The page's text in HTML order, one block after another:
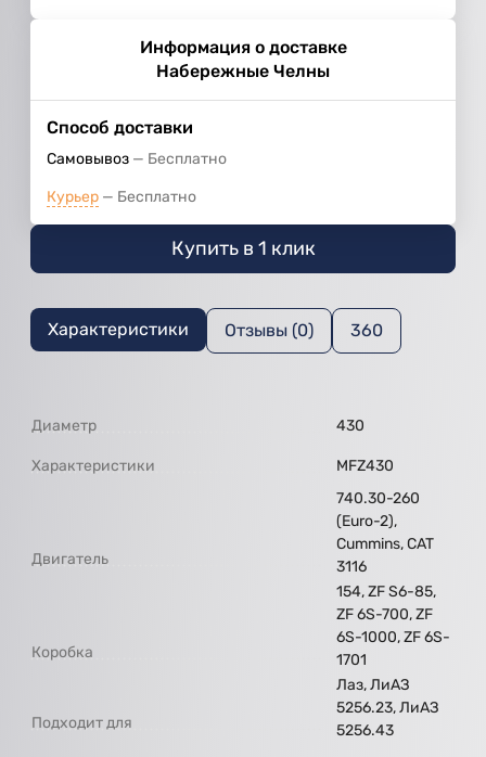
Информация о доставке
Набережные Челны
Способ доставки
Самовывоз Бесплатно
Курьер Бесплатно
Купить в 1 клик
Характеристики Отзывы (0) 360
Диаметр 430
Характеристики MFZ430
Двигатель
740.30-260
(Euro-2),
Cummins, CAT
3116
Коробка
154, ZF S6-85,
ZF 6S-700, ZF
6S-1000, ZF 6S-
1701
Подходит для
Лаз, ЛиАЗ
5256.23, ЛиАЗ
5256.43